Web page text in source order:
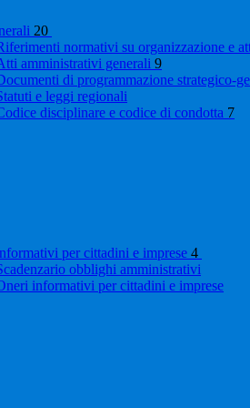
20
normativi su organizzazione e
amministrativi generali 9
di programmazione strategico-
e leggi regionali
disciplinare e codice di condotta 7
per cittadini e imprese 4
obblighi amministrativi
informativi per cittadini e imprese